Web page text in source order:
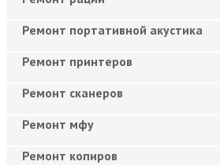
Ремонт портативной акустика
Ремонт принтеров
Ремонт сканеров
Ремонт мфу
Ремонт копиров